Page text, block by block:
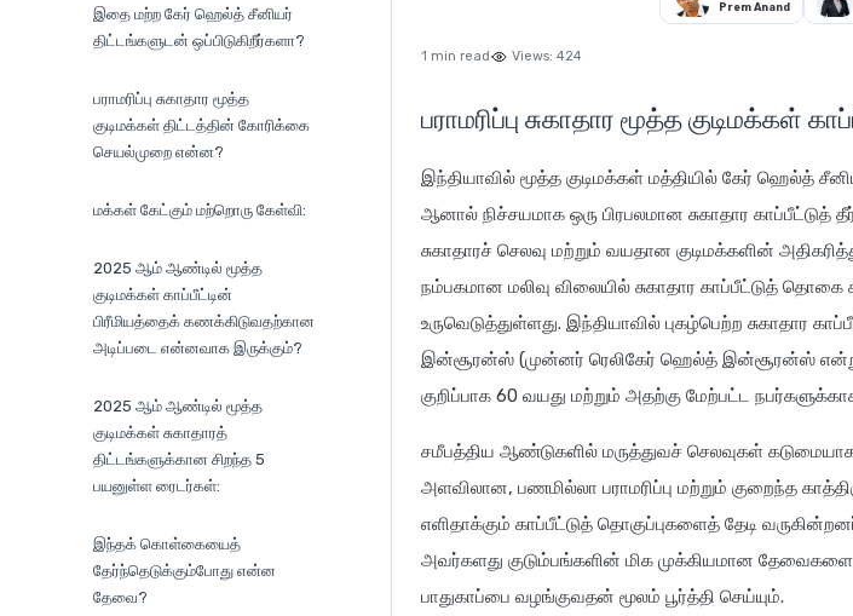
இதை மற்ற கேர் ஹெல்த் சீனியர்
திட்டங்களுடன் ஒப்பிடுகிறீர்களா?
பராமரிப்பு சுகாதார மூத்த
குடிமக்கள் திட்டத்தின் கோரிக்கை
செயல்முறை என்ன?
மக்கள் கேட்கும் மற்றொரு கேள்வி:
2025 ஆம் ஆண்டில் மூத்த
குடிமக்கள் காப்பீட்டின்
பிரீமியத்தைக் கணக்கிடுவதற்கான
அடிப்படை என்னவாக இருக்கும்?
2025 ஆம் ஆண்டில் மூத்த
குடிமக்கள் சுகாதாரத்
திட்டங்களுக்கான சிறந்த 5
பயனுள்ள ரைடர்கள்:
இந்தக் கொள்கையைத்
தேர்ந்தெடுக்கும்போது என்ன
தேவை?
Prem Anand
1 min read Views: 424
பராமரிப்பு சுகாதார மூத்த குடிமக்கள்
இந்தியாவில் மூத்த குடிமக்கள் மத்தியில் கேர் ஹெல்த்
ஆனால் நிச்சயமாக ஒரு பிரபலமான சுகாதார காப்பீட்டுத்
சுகாதாரச் செலவு மற்றும் வயதான குடிமக்களின்
நம்பகமான மலிவு விலையில் சுகாதார காப்பீட்டுத்
உருவெடுத்துள்ளது. இந்தியாவில் புகழ்பெற்ற சுகாதார
இன்சூரன்ஸ் (முன்னர் ரெலிகேர் ஹெல்த் இன்சூரன்ஸ்
குறிப்பாக 60 வயது மற்றும் அதற்கு மேற்பட்ட
சமீபத்திய ஆண்டுகளில் மருத்துவச் செலவுகள்
அளவிலான, பணமில்லா பராமரிப்பு மற்றும் குறைந்த
எளிதாக்கும் காப்பீட்டுத் தொகுப்புகளைத் தேடி
அவர்களது குடும்பங்களின் மிக முக்கியமான
பாதுகாப்பை வழங்குவதன் மூலம் பூர்த்தி செய்யும்.